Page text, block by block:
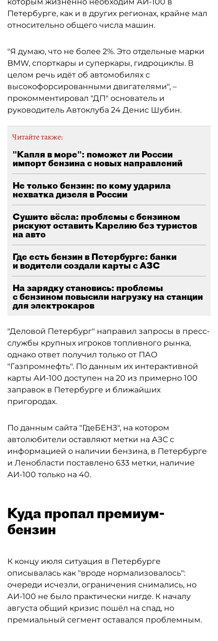
Петербурге, как и в других регионах, крайне мал
относительно общего числа машин.
"Я думаю, что не более 2%. Это отдельные марки
BMW, спорткары и суперкары, гидроциклы. В
целом речь идёт об автомобилях с
высокофорсированными двигателями", –
прокомментировал "ДП" основатель и
руководитель Автоклуба 24 Денис Шубин.
Читайте также:
"Капля в море": поможет ли России
импорт бензина с новых направлений
Не только бензин: по кому ударила
нехватка дизеля в России
Сушите вёсла: проблемы с бензином
рискуют оставить Карелию без туристов
на авто
Где есть бензин в Петербурге: банки
и водители создали карты с АЗС
На зарядку становись: проблемы
с бензином повысили нагрузку на станции
для электрокаров
"Деловой Петербург" направил запросы в пресс-
службы крупных игроков топливного рынка,
однако ответ получил только от ПАО
"Газпромнефть". По данным их интерактивной
карты АИ-100 доступен на 20 из примерно 100
заправок в Петербурге и ближайших
пригородах.
По данным сайта "ГдеБЕНЗ", на котором
автолюбители оставляют метки на АЗС с
информацией о наличии бензина, в Петербурге
и Ленобласти поставлено 633 метки, наличие
АИ-100 только на 40.
Куда пропал премиум-
бензин
К концу июля ситуация в Петербурге
описывалась как "вроде нормализовалось":
очереди исчезли, ограничения снимались, но
АИ-100 не было практически нигде. К началу
августа общий кризис пошёл на спад, но
премиальный сегмент оставался проблемным.